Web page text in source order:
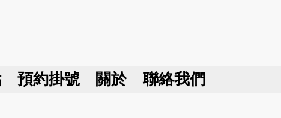
預約掛號 關於 聯絡我們